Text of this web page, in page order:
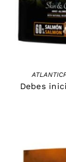
Debes